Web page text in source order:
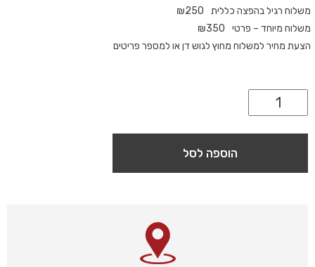
משלוח רגיל בהפצה כללית
₪250
משלוח מיוחד – פרטי
₪350
הצעת מחיר למשלוח מחוץ לגוש דן או למספר פריטים
הוספה לסל